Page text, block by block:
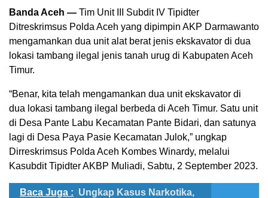
Banda Aceh — Tim Unit III Subdit IV Tipidter
Ditreskrimsus Polda Aceh yang dipimpin AKP Darmawanto
mengamankan dua unit alat berat jenis ekskavator di dua
lokasi tambang ilegal jenis tanah urug di Kabupaten Aceh
Timur.
“Benar, kita telah mengamankan dua unit ekskavator di
dua lokasi tambang ilegal berbeda di Aceh Timur. Satu unit
di Desa Pante Labu Kecamatan Pante Bidari, dan satunya
lagi di Desa Paya Pasie Kecamatan Julok,” ungkap
Dirreskrimsus Polda Aceh Kombes Winardy, melalui
Kasubdit Tipidter AKBP Muliadi, Sabtu, 2 September 2023.
Baca Juga : Ungkap Kasus Narkotika,